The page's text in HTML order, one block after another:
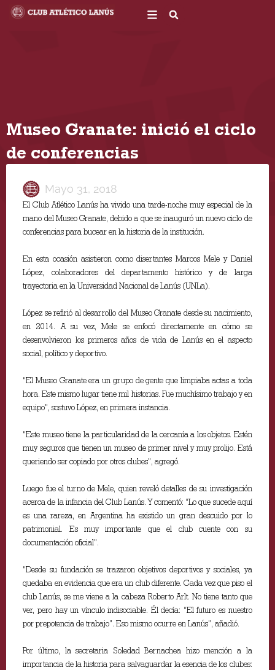
Museo Granate: inició el ciclo
de conferencias
Mayo 31, 2018
El Club Atlético Lanús ha vivido una tarde-noche muy especial de la
mano del Museo Granate, debido a que se inauguró un nuevo ciclo de
conferencias para bucear en la historia de la institución.
En esta ocasión asistieron como disertantes Marcos Mele y Daniel
López, colaboradores del departamento histórico y de larga
trayectoria en la Universidad Nacional de Lanús (UNLa).
López se refirió al desarrollo del Museo Granate desde su nacimiento,
en 2014. A su vez, Mele se enfocó directamente en cómo se
desenvolvieron los primeros años de vida de Lanús en el aspecto
social, político y deportivo.
“El Museo Granate era un grupo de gente que limpiaba actas a toda
hora. Este mismo lugar tiene mil historias. Fue muchísimo trabajo y en
equipo”, sostuvo López, en primera instancia.
“Este museo tiene la particularidad de la cercanía a los objetos. Estén
muy seguros que tienen un museo de primer nivel y muy prolijo. Está
queriendo ser copiado por otros clubes”, agregó.
Luego fue el turno de Mele, quien reveló detalles de su investigación
acerca de la infancia del Club Lanús. Y comentó: “Lo que sucede aquí
es una rareza, en Argentina ha existido un gran descuido por lo
patrimonial. Es muy importante que el club cuente con su
documentación oficial”.
“Desde su fundación se trazaron objetivos deportivos y sociales, ya
quedaba en evidencia que era un club diferente. Cada vez que piso el
club Lanús, se me viene a la cabeza Roberto Arlt. No tiene tanto que
ver, pero hay un vínculo indisociable. Él decía: “El futuro es nuestro
por prepotencia de trabajo”. Eso mismo ocurre en Lanús”, añadió.
Por último, la secretaria Soledad Bernachea hizo mención a la
importancia de la historia para salvaguardar la esencia de los clubes: